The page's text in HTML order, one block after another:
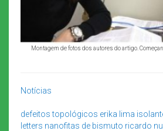
Montagem de fotos dos autores do artigo.
Notícias
defeitos topológicos erika lima
letters nanofitas de bismuto ricardo